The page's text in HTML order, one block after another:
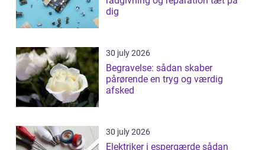
dig
30 july 2026
Begravelse: sådan skaber
pårørende en tryg og værdig
afsked
30 july 2026
Elektriker i espergærde sådan